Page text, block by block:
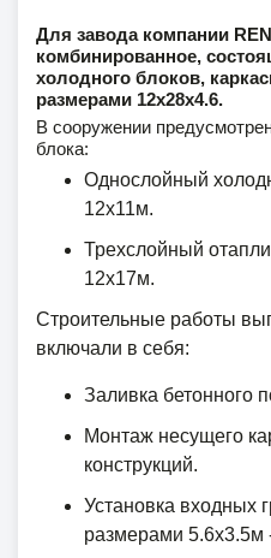
Для завода компании
комбинированное,
холодного блоков,
размерами 12х28х4.6.
В сооружении
блока:
Однослойный
12х11м.
Трехслойный
12х17м.
Строительные работы
включали в себя:
Заливка бетонного
Монтаж несущего
конструкций.
Установка входных
размерами 5.6х3.5м